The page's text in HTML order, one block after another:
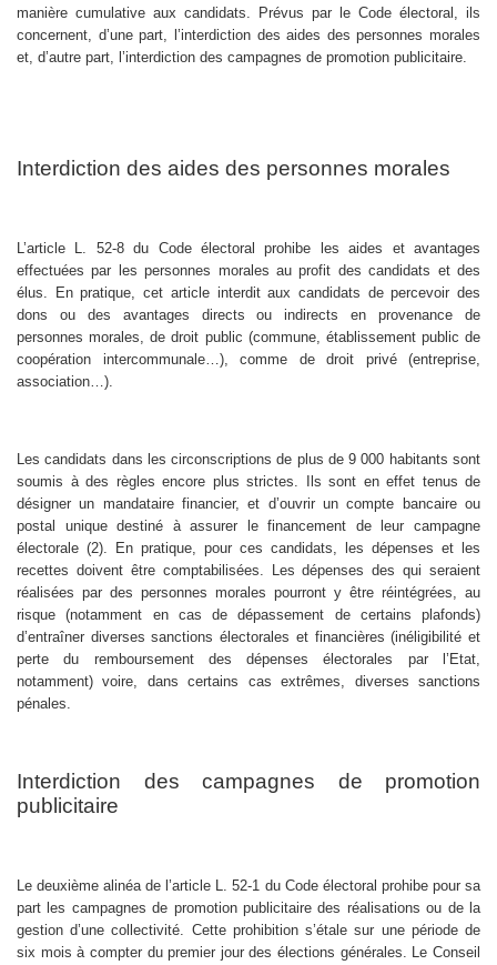
manière cumulative aux candidats. Prévus par le Code électoral, ils
concernent, d’une part, l’interdiction des aides des personnes morales
et, d’autre part, l’interdiction des campagnes de promotion publicitaire.
Interdiction des aides des personnes morales
L’article L. 52-8 du Code électoral prohibe les aides et avantages
effectuées par les personnes morales au profit des candidats et des
élus. En pratique, cet article interdit aux candidats de percevoir des
dons ou des avantages directs ou indirects en provenance de
personnes morales, de droit public (commune, établissement public de
coopération intercommunale…), comme de droit privé (entreprise,
association…).
Les candidats dans les circonscriptions de plus de 9 000 habitants sont
soumis à des règles encore plus strictes. Ils sont en effet tenus de
désigner un mandataire financier, et d’ouvrir un compte bancaire ou
postal unique destiné à assurer le financement de leur campagne
électorale (2). En pratique, pour ces candidats, les dépenses et les
recettes doivent être comptabilisées. Les dépenses des qui seraient
réalisées par des personnes morales pourront y être réintégrées, au
risque (notamment en cas de dépassement de certains plafonds)
d’entraîner diverses sanctions électorales et financières (inéligibilité et
perte du remboursement des dépenses électorales par l’Etat,
notamment) voire, dans certains cas extrêmes, diverses sanctions
pénales.
Interdiction des campagnes de promotion
publicitaire
Le deuxième alinéa de l’article L. 52-1 du Code électoral prohibe pour sa
part les campagnes de promotion publicitaire des réalisations ou de la
gestion d’une collectivité. Cette prohibition s’étale sur une période de
six mois à compter du premier jour des élections générales. Le Conseil